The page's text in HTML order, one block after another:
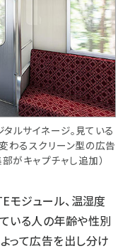
ルサイネージ。見ている
わるスクリーン型の広告
がキャプチャし追加）
モジュール、温湿度
いる人の年齢や性別
って広告を出し分け